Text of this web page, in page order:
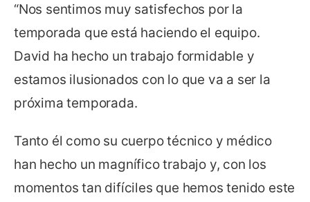
“Nos sentimos muy satisfechos por la
temporada que está haciendo el equipo.
David ha hecho un trabajo formidable y
estamos ilusionados con lo que va a ser la
próxima temporada.
Tanto él como su cuerpo técnico y médico
han hecho un magnífico trabajo y, con los
momentos tan difíciles que hemos tenido este